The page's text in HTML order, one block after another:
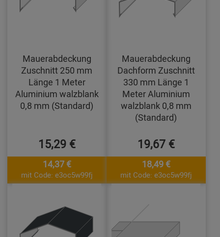
Mauerabdeckung
Zuschnitt 250 mm
Länge 1 Meter
Aluminium walzblank
0,8 mm (Standard)
15,29 €
14,37 €
mit Code: e3oc5w99fj
Mauerabdeckung
Dachform Zuschnitt
330 mm Länge 1
Meter Aluminium
walzblank 0,8 mm
(Standard)
19,67 €
18,49 €
mit Code: e3oc5w99fj